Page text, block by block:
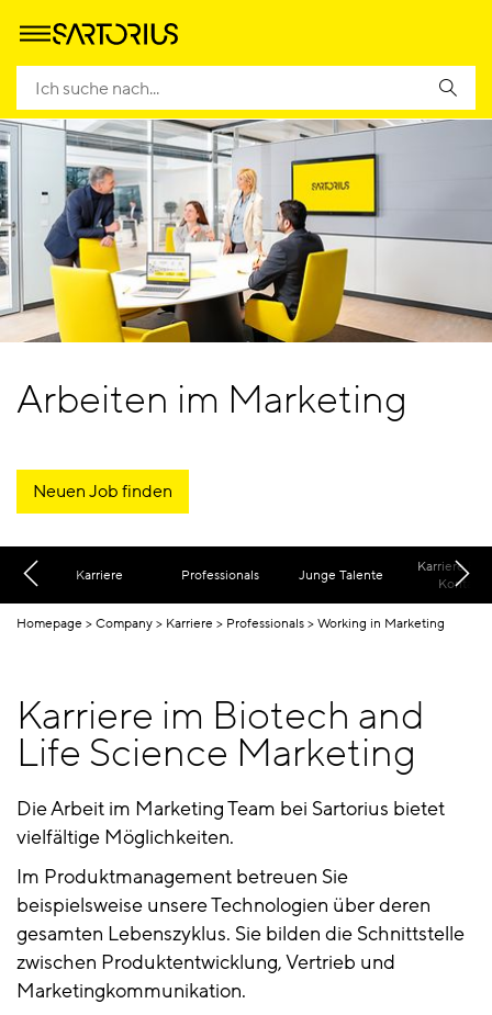
Arbeiten im Marketing
Neuen Job finden
Karriere Professionals Junge Talente
Karriere
Kontakt
Homepage Company Karriere Professionals Working in Marketing
Karriere im Biotech and
Life Science Marketing
Die Arbeit im Marketing Team bei Sartorius bietet
vielfältige Möglichkeiten.
Im Produktmanagement betreuen Sie
beispielsweise unsere Technologien über deren
gesamten Lebenszyklus. Sie bilden die Schnittstelle
zwischen Produktentwicklung, Vertrieb und
Marketingkommunikation.